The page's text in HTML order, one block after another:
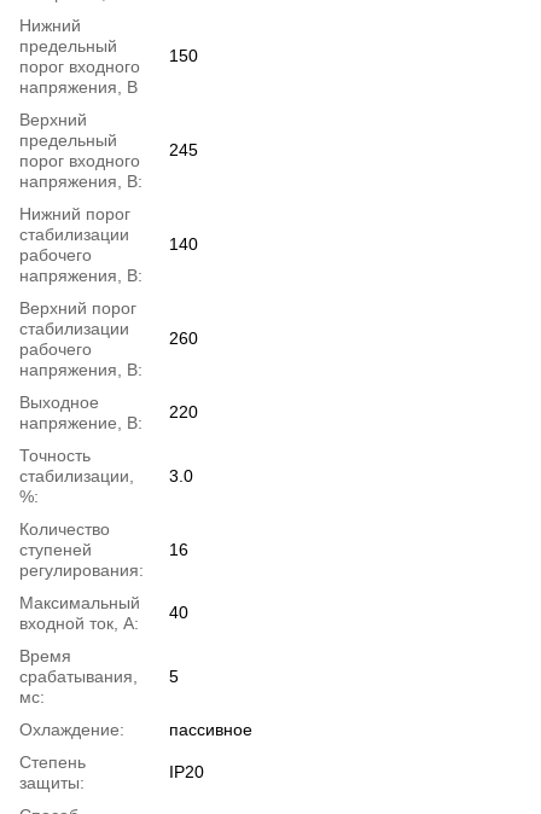
Нижний
предельный
порог входного
напряжения, В
150
Верхний
предельный
порог входного
напряжения, В:
245
Нижний порог
стабилизации
рабочего
напряжения, В:
140
Верхний порог
стабилизации
рабочего
напряжения, В:
260
Выходное
напряжение, В:
220
Точность
стабилизации,
%:
3.0
Количество
ступеней
регулирования:
16
Максимальный
входной ток, А:
40
Время
срабатывания,
мс:
5
Охлаждение:
пассивное
Степень
защиты:
IP20